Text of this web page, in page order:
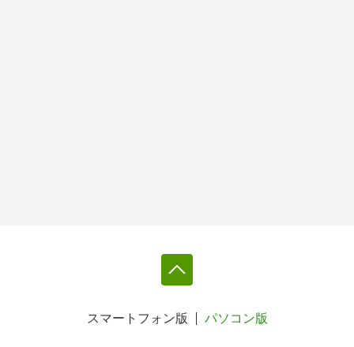
スマートフォン版 パソコン版